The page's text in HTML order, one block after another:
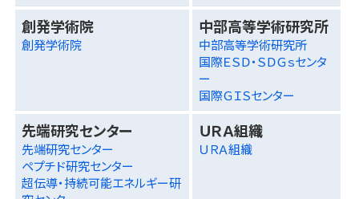
創発学術院
創発学術院
中部高等学術研究所
中部高等学術研究所
国際ＥＳＤ・ＳＤＧｓセンタ
ー
国際ＧＩＳセンター
先端研究センター
先端研究センター
ペプチド研究センター
超伝導・持続可能エネルギー研
ＵＲＡ組織
ＵＲＡ組織